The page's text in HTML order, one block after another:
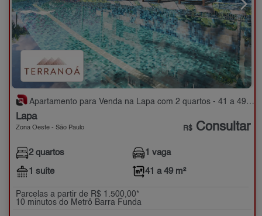
Apartamento para Venda na Lapa com 2 quartos - 41 a 49 m²
Lapa
Zona Oeste - São Paulo R$ Consultar
2 quartos
1 suíte
1 vaga
41 a 49 m²
Parcelas a partir de R$ 1.500,00*
10 minutos do Metrô Barra Funda